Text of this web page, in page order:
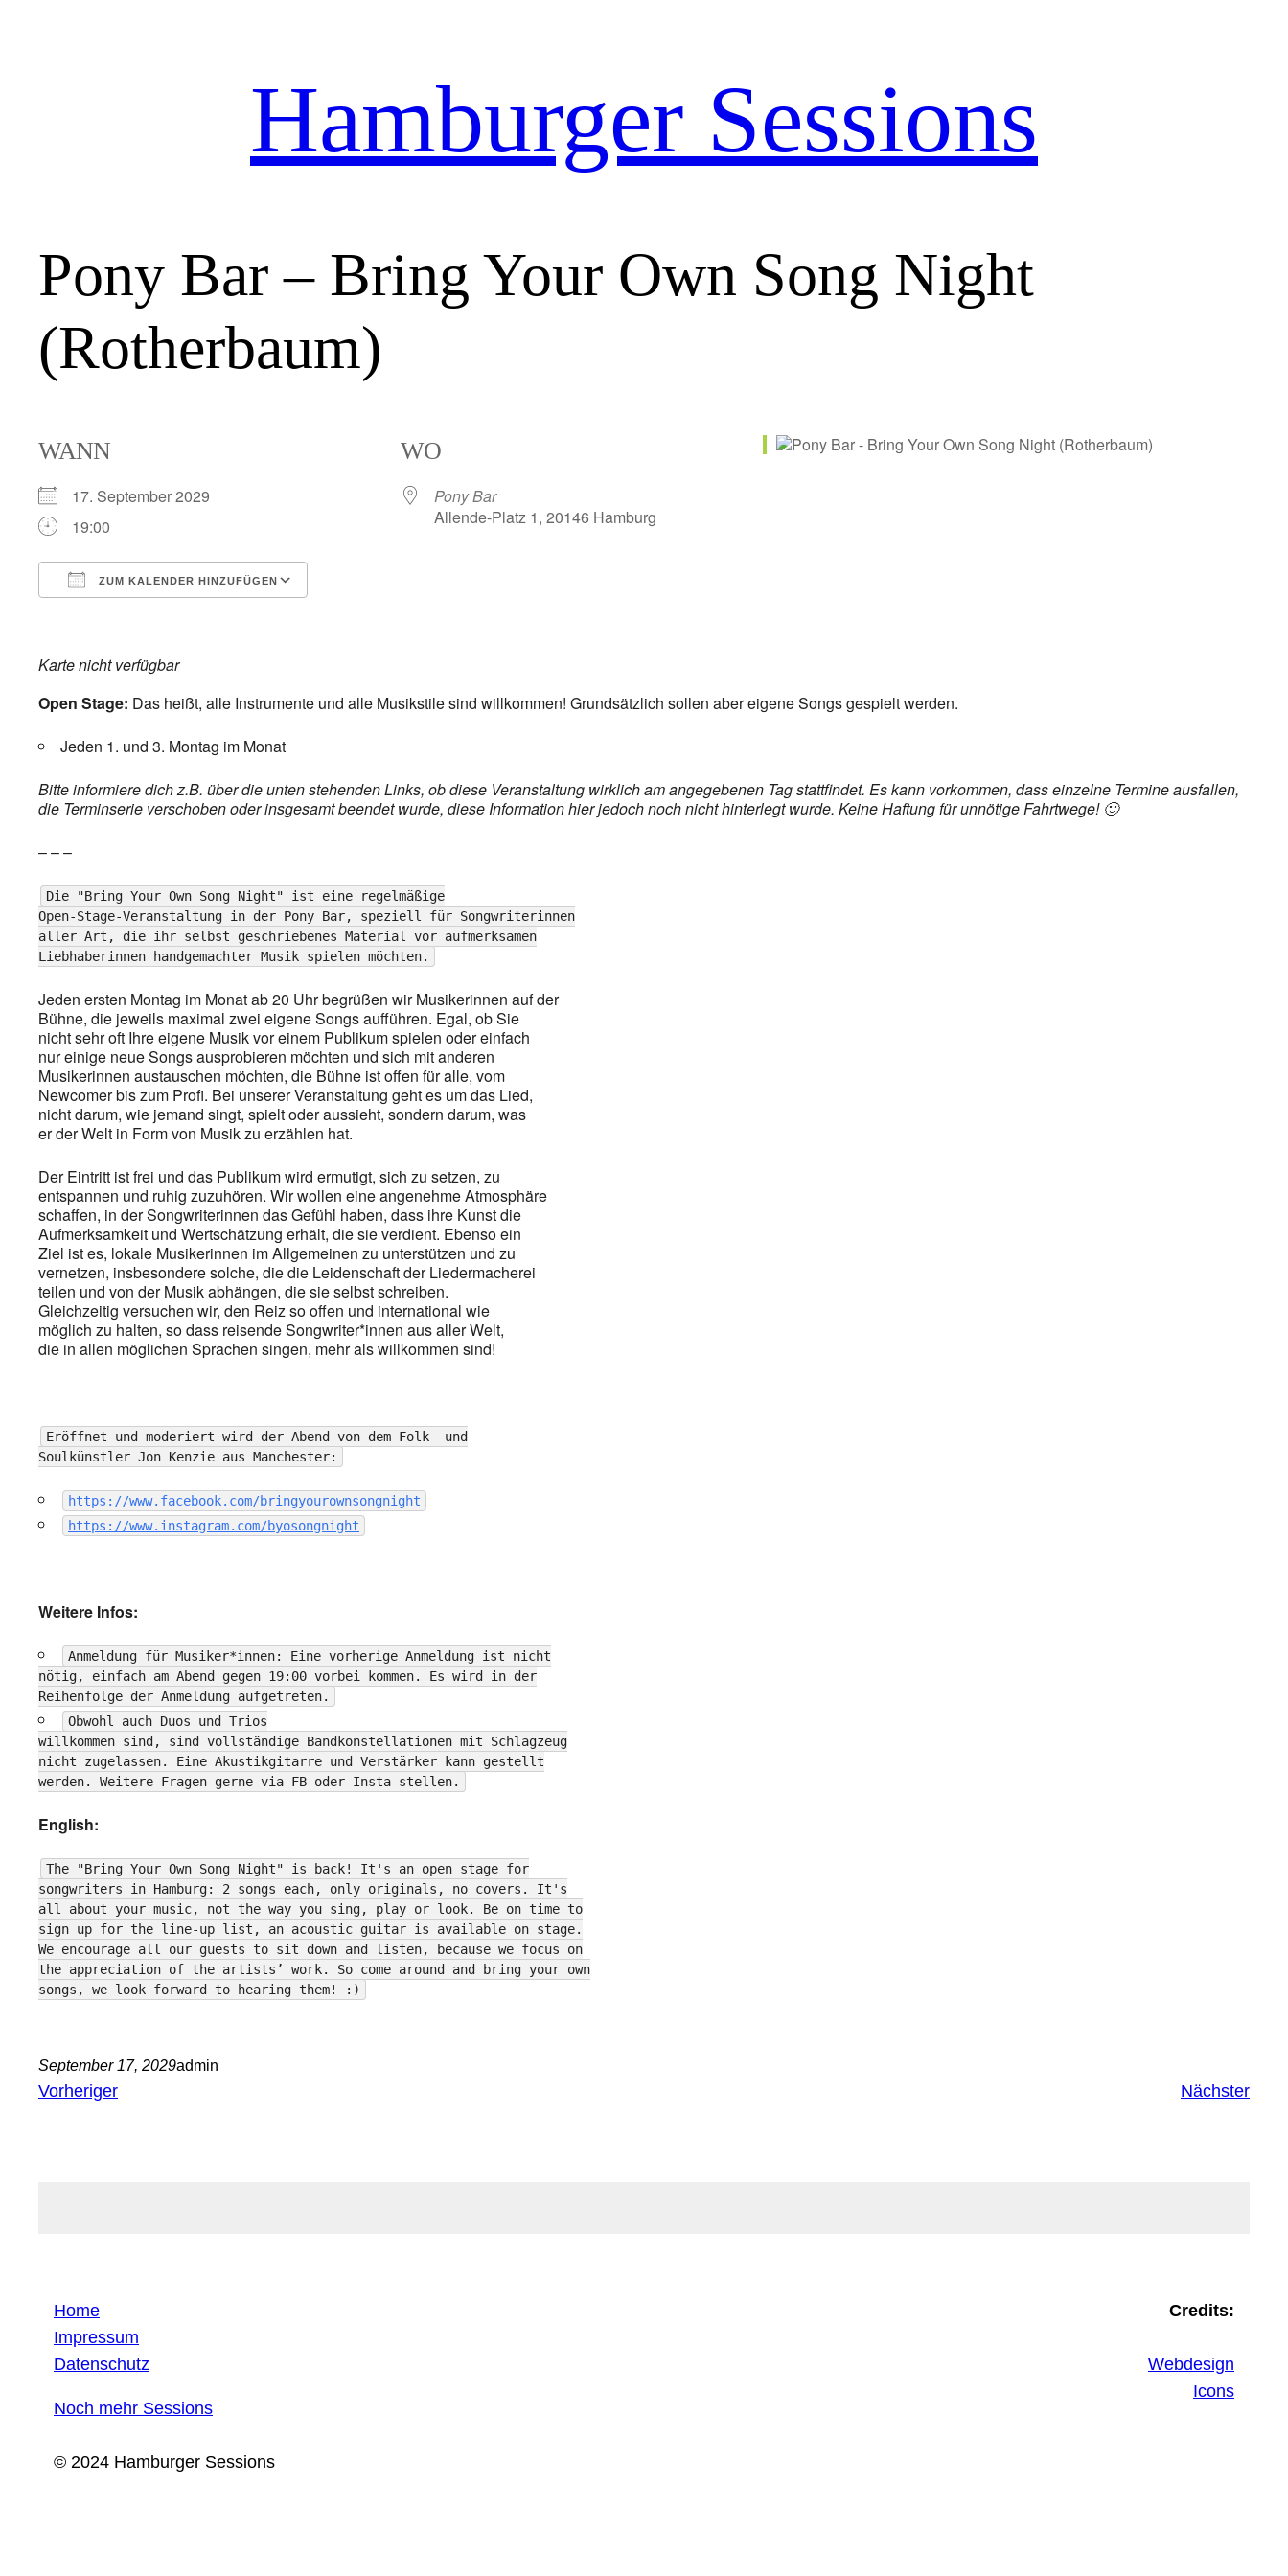
Hamburger Sessions
Pony Bar – Bring Your Own Song Night
(Rotherbaum)
WANN
17. September 2029
19:00
ZUM KALENDER HINZUFÜGEN
WO
Pony Bar
Allende-Platz 1, 20146 Hamburg
Karte nicht verfügbar
Open Stage: Das heißt, alle Instrumente und alle Musikstile sind willkommen! Grundsätzlich sollen aber eigene Songs gespielt werden.
Jeden 1. und 3. Montag im Monat
Bitte informiere dich z.B. über die unten stehenden Links, ob diese Veranstaltung wirklich am angegebenen Tag stattfindet. Es kann vorkommen, dass einzelne Termine ausfallen,
die Terminserie verschoben oder insgesamt beendet wurde, diese Information hier jedoch noch nicht hinterlegt wurde. Keine Haftung für unnötige Fahrtwege! 🙂
– – –
Die "Bring Your Own Song Night" ist eine regelmäßige
Open-Stage-Veranstaltung in der Pony Bar, speziell für Songwriterinnen
aller Art, die ihr selbst geschriebenes Material vor aufmerksamen
Liebhaberinnen handgemachter Musik spielen möchten.
Jeden ersten Montag im Monat ab 20 Uhr begrüßen wir Musikerinnen auf der
Bühne, die jeweils maximal zwei eigene Songs aufführen. Egal, ob Sie
nicht sehr oft Ihre eigene Musik vor einem Publikum spielen oder einfach
nur einige neue Songs ausprobieren möchten und sich mit anderen
Musikerinnen austauschen möchten, die Bühne ist offen für alle, vom
Newcomer bis zum Profi. Bei unserer Veranstaltung geht es um das Lied,
nicht darum, wie jemand singt, spielt oder aussieht, sondern darum, was
er der Welt in Form von Musik zu erzählen hat.
Der Eintritt ist frei und das Publikum wird ermutigt, sich zu setzen, zu
entspannen und ruhig zuzuhören. Wir wollen eine angenehme Atmosphäre
schaffen, in der Songwriterinnen das Gefühl haben, dass ihre Kunst die
Aufmerksamkeit und Wertschätzung erhält, die sie verdient. Ebenso ein
Ziel ist es, lokale Musikerinnen im Allgemeinen zu unterstützen und zu
vernetzen, insbesondere solche, die die Leidenschaft der Liedermacherei
teilen und von der Musik abhängen, die sie selbst schreiben.
Gleichzeitig versuchen wir, den Reiz so offen und international wie
möglich zu halten, so dass reisende Songwriter*innen aus aller Welt,
die in allen möglichen Sprachen singen, mehr als willkommen sind!
Eröffnet und moderiert wird der Abend von dem Folk- und
Soulkünstler Jon Kenzie aus Manchester:
https://www.facebook.com/bringyourownsongnight
https://www.instagram.com/byosongnight
Weitere Infos:
Anmeldung für Musiker*innen: Eine vorherige Anmeldung ist nicht
nötig, einfach am Abend gegen 19:00 vorbei kommen. Es wird in der
Reihenfolge der Anmeldung aufgetreten.
Obwohl auch Duos und Trios
willkommen sind, sind vollständige Bandkonstellationen mit Schlagzeug
nicht zugelassen. Eine Akustikgitarre und Verstärker kann gestellt
werden. Weitere Fragen gerne via FB oder Insta stellen.
English:
The "Bring Your Own Song Night" is back! It's an open stage for
songwriters in Hamburg: 2 songs each, only originals, no covers. It's
all about your music, not the way you sing, play or look. Be on time to
sign up for the line-up list, an acoustic guitar is available on stage.
We encourage all our guests to sit down and listen, because we focus on
the appreciation of the artists’ work. So come around and bring your own
songs, we look forward to hearing them! :)
September 17, 2029admin
Vorheriger Nächster
Home
Impressum
Datenschutz
Noch mehr Sessions
© 2024 Hamburger Sessions
Credits:
Webdesign
Icons